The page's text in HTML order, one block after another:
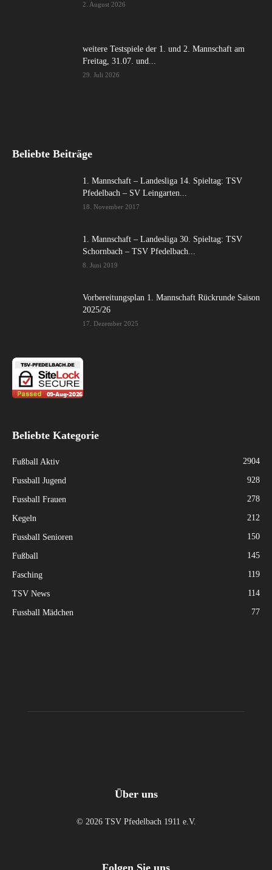
2. August 2026
weitere Testspiele der 1. und 2. Mannschaft am
Freitag, 31.07. und...
29. Juli 2026
Beliebte Beiträge
1. Mannschaft – Landesliga 14. Spieltag: TSV
Pfedelbach – SV Leingarten...
18. November 2017
1. Mannschaft – Landesliga 30. Spieltag: TSV
Schornbach – TSV Pfedelbach...
8. Juni 2019
Vorbereitungsplan 1. Mannschaft Rückrunde Saison
2025/26
17. Dezember 2025
Beliebte Kategorie
Fußball Aktiv 2904
Fussball Jugend 928
Fussball Frauen 278
Kegeln 212
Fussball Senioren 150
Fußball 145
Fasching 119
TSV News 114
Fussball Mädchen 77
Über uns
© 2026 TSV Pfedelbach 1911 e.V.
Folgen Sie uns